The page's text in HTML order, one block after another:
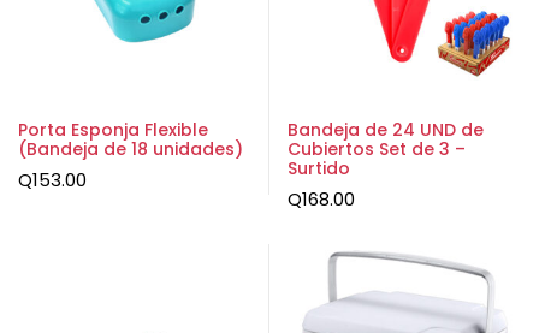
Porta Esponja Flexible
(Bandeja de 18 unidades)
Q153.00
Bandeja de 24 UND de
Cubiertos Set de 3 –
Surtido
Q168.00